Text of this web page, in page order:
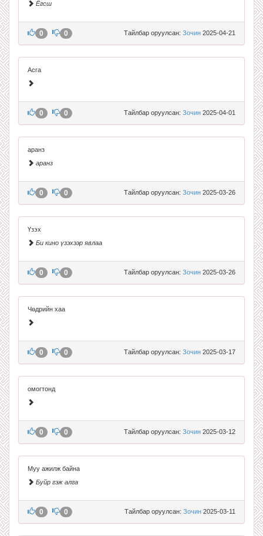
Ёгсш
Тайлбар оруулсан: Зочин 2025-04-21
0 0
Асга
Тайлбар оруулсан: Зочин 2025-04-01
0 0
аранз
аранз
Тайлбар оруулсан: Зочин 2025-03-26
0 0
Үзэх
Би кино үзэхээр явлаа
Тайлбар оруулсан: Зочин 2025-03-26
0 0
Чөдрийн хаа
Тайлбар оруулсан: Зочин 2025-03-17
0 0
омогтонд
Тайлбар оруулсан: Зочин 2025-03-12
0 0
Муу ажилж байна
Буйр гэж алга
Тайлбар оруулсан: Зочин 2025-03-11
0 0